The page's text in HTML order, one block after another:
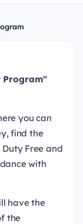
Program"
you can
find the
Free and
with
have the
the